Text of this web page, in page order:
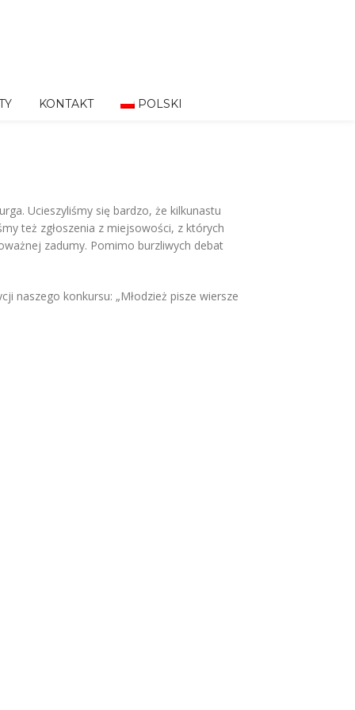
KONTAKT POLSKI
Ucieszyliśmy się bardzo, że kilkunastu
też zgłoszenia z miejsowości, z których
zadumy. Pomimo burzliwych debat
naszego konkursu: „Młodzież pisze wiersze